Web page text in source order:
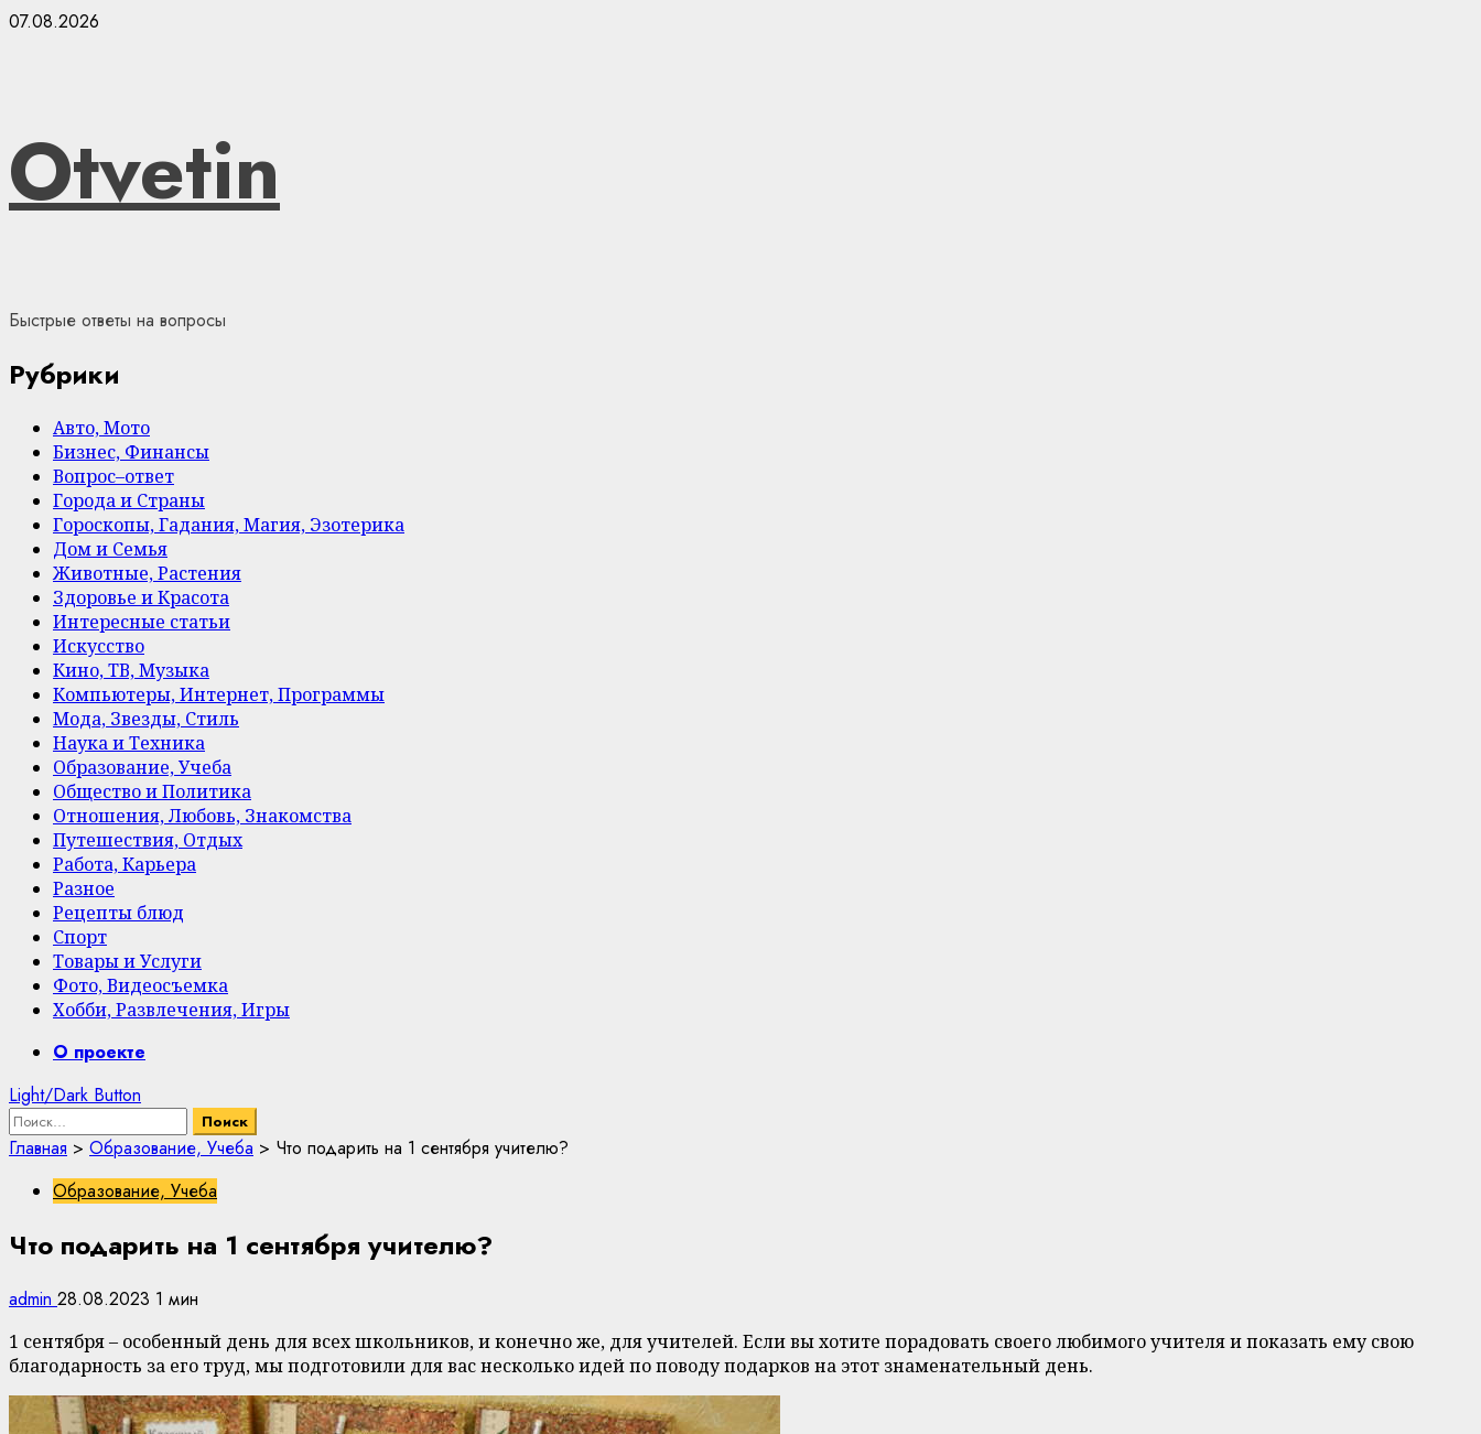
Skip
07.08.2026
Otvetin
Быстрые ответы на вопросы
Рубрики
Авто, Мото
Бизнес, Финансы
Вопрос–ответ
Города и Страны
Гороскопы, Гадания, Магия, Эзотерика
Дом и Семья
Животные, Растения
Здоровье и Красота
Интересные статьи
Искусство
Кино, ТВ, Музыка
Компьютеры, Интернет, Программы
Мода, Звезды, Стиль
Наука и Техника
Образование, Учеба
Общество и Политика
Отношения, Любовь, Знакомства
Путешествия, Отдых
Работа, Карьера
Разное
Рецепты блюд
Спорт
Товары и Услуги
Фото, Видеосъемка
Хобби, Развлечения, Игры
PrimaryО проекте
Light/Dark Button
Найти:
Главная > Образование, Учеба > Что подарить на 1 сентября учителю?
Образование, Учеба
Что подарить на 1 сентября учителю?
admin 28.08.2023 1 мин
1 сентября – особенный день для всех школьников, и конечно же, для учителей. Если вы хотите порадовать своего любимого учителя и показать ему свою
благодарность за его труд, мы подготовили для вас несколько идей по поводу подарков на этот знаменательный день.